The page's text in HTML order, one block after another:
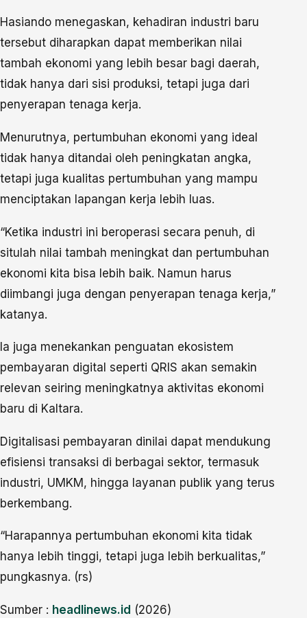
Hasiando menegaskan, kehadiran industri baru
tersebut diharapkan dapat memberikan nilai
tambah ekonomi yang lebih besar bagi daerah,
tidak hanya dari sisi produksi, tetapi juga dari
penyerapan tenaga kerja.
Menurutnya, pertumbuhan ekonomi yang ideal
tidak hanya ditandai oleh peningkatan angka,
tetapi juga kualitas pertumbuhan yang mampu
menciptakan lapangan kerja lebih luas.
“Ketika industri ini beroperasi secara penuh, di
situlah nilai tambah meningkat dan pertumbuhan
ekonomi kita bisa lebih baik. Namun harus
diimbangi juga dengan penyerapan tenaga kerja,”
katanya.
Ia juga menekankan penguatan ekosistem
pembayaran digital seperti QRIS akan semakin
relevan seiring meningkatnya aktivitas ekonomi
baru di Kaltara.
Digitalisasi pembayaran dinilai dapat mendukung
efisiensi transaksi di berbagai sektor, termasuk
industri, UMKM, hingga layanan publik yang terus
berkembang.
“Harapannya pertumbuhan ekonomi kita tidak
hanya lebih tinggi, tetapi juga lebih berkualitas,”
pungkasnya. (rs)
Sumber : headlinews.id (2026)